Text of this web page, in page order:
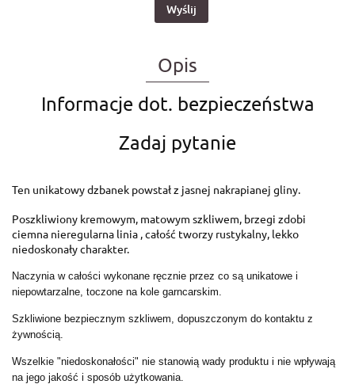
Wyślij
Opis
Informacje dot. bezpieczeństwa
Zadaj pytanie
Ten unikatowy dzbanek powstał z jasnej nakrapianej gliny.
Poszkliwiony kremowym, matowym szkliwem, brzegi zdobi
ciemna nieregularna linia , całość tworzy rustykalny, lekko
niedoskonały charakter.
Naczynia w całości wykonane ręcznie przez co są unikatowe i
niepowtarzalne, toczone na kole garncarskim.
Szkliwione bezpiecznym szkliwem, dopuszczonym do kontaktu z
żywnością.
Wszelkie "niedoskonałości" nie stanowią wady produktu i nie wpływają
na jego jakość i sposób użytkowania.